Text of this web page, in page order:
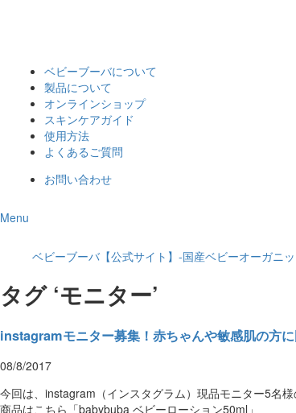
ベビーブーバについて
製品について
オンラインショップ
スキンケアガイド
使用方法
よくあるご質問
お問い合わせ
Menu
ベビーブーバ【公式サイト】-国産ベビーオーガニ
タグ ‘モニター’
instagramモニター募集！赤ちゃんや敏感肌の方
08/8/2017
今回は、instagram（インスタグラム）現品モニター5名様
商品はこちら「babybuba ベビーローション50ml」